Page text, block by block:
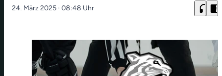
24. März 2025 · 08:48 Uhr headphones chrome_reader_mode